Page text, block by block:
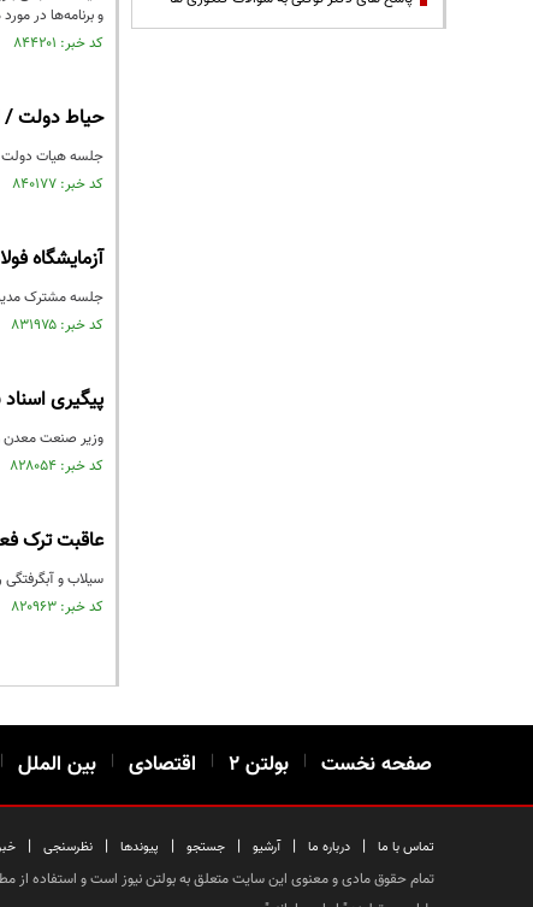
و برنامه‌ها در
کد خبر: ۸۴۴۲۰۱ تاریخ انتشار : ۱۴۰۳/۰۱/۲۰
حیاط دولت / از پوشش فیبر نوری
جلسه هیات دولت
کد خبر: ۸۴۰۱۷۷ تاریخ انتشار : ۱۴۰۲/۱۱/۱۸
آزمایشگاه
جلسه مشترک
کد خبر: ۸۳۱۹۷۵ تاریخ انتشار : ۱۴۰۲/۰۷/۲۵
پیگیری
وزیر صنعت معدن
کد خبر: ۸۲۸۰۵۴ تاریخ انتشار : ۱۴۰۲/۰۵/۱۹
‌عاقبت ترک‌
سیلاب و آبگرفتگی روز ۷ اردیبهشت سال جاری باعث ایراد خسارات جدی به لوازم خانگی، ابنیه و تاسیسات مردم در روستای محمد علی
کد خبر: ۸۲۰۹۶۳ تاریخ انتشار : ۱۴۰۲/۰۲/۱۰
صفحه نخست | بولتن ۲ | اقتصادی | بین الملل |
تماس با ما | درباره ما | آرشیو | جستجو | پیوندها | نظرسنجی |
تمام حقوق مادی و معنوی این سایت متعلق به بولتن نیوز است و استفاده از